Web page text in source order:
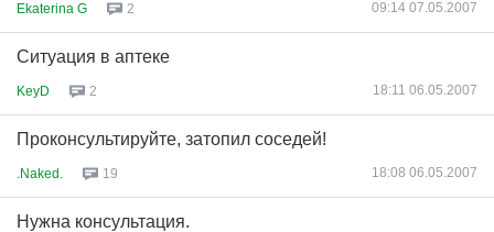
Ekaterina G 2 09:14 07.05.2007
Ситуация в аптеке
KeyD 2 18:11 06.05.2007
Проконсультируйте, затопил соседей!
.Naked. 19 18:08 06.05.2007
Нужна консультация.